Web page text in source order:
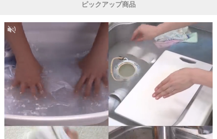
ピックアップ商品